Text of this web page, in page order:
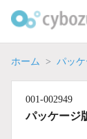
ホーム パッケ
001-002949
パッケージ